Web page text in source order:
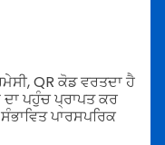
QR ਕੋਡ ਵਰਤਦਾ ਹੈ
ਦਾ ਪਹੁੰਚ ਪ੍ਰਾਪਤ ਕਰ
ਪਾਰਸਪਰਿਕ